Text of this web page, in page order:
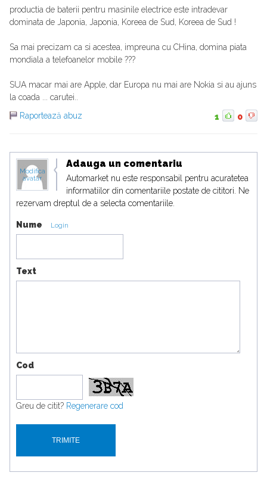
productia de baterii pentru masinile electrice este intradevar
dominata de Japonia, Japonia, Koreea de Sud, Koreea de Sud !
Sa mai precizam ca si acestea, impreuna cu CHina, domina piata
mondiala a telefoanelor mobile ???
SUA macar mai are Apple, dar Europa nu mai are Nokia si au ajuns
la coada ... carutei..
Raportează abuz
1 0
Modifica
avatar
Adauga un comentariu
Automarket nu este responsabil pentru acuratetea
informatiilor din comentariile postate de cititori. Ne
rezervam dreptul de a selecta comentariile.
Nume Login
Text
Cod
Greu de citit? Regenerare cod